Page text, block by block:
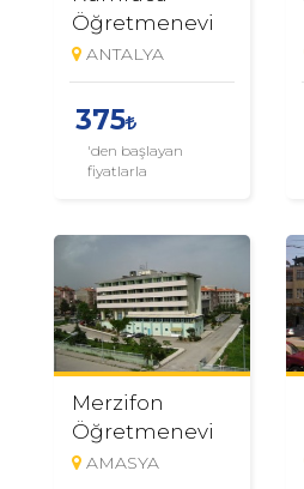
Öğretmenevi
ANTALYA
375
'den başlayan
fiyatlarla
Merzifon
Öğretmenevi
AMASYA